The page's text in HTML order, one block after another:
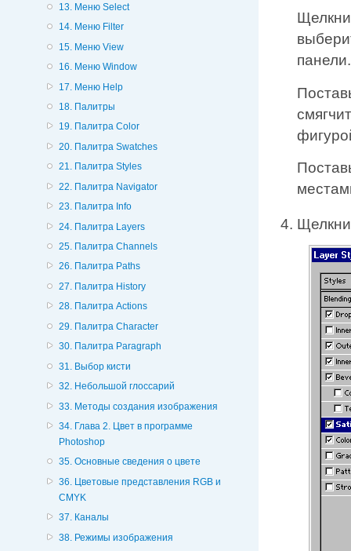
13. Меню Select
14. Меню Filter
15. Меню View
16. Меню Window
17. Меню Help
18. Палитры
19. Палитра Color
20. Палитра Swatches
21. Палитра Styles
22. Палитра Navigator
23. Палитра Info
24. Палитра Layers
25. Палитра Channels
26. Палитра Paths
27. Палитра History
28. Палитра Actions
29. Палитра Character
30. Палитра Paragraph
31. Выбор кисти
32. Небольшой глоссарий
33. Методы создания изображения
34. Глава 2. Цвет в программе
Photoshop
35. Основные сведения о цвете
36. Цветовые представления RGB и
CMYK
37. Каналы
38. Режимы изображения
панели.